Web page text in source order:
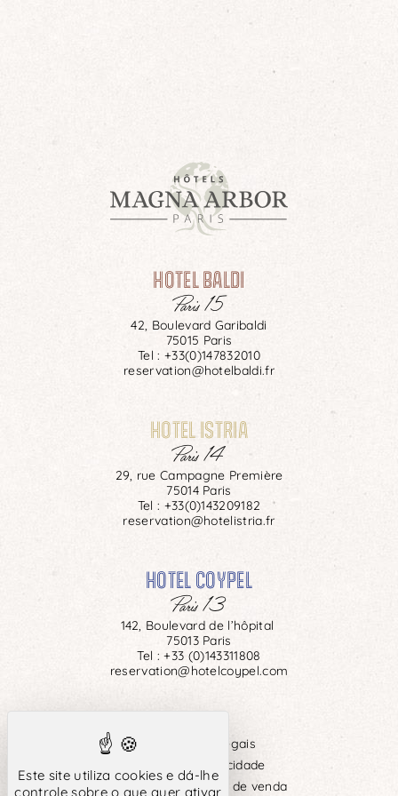
VÉRIFIER LA DISPONIBILITÉ
HOTEL BALDI
Paris 15
42, Boulevard Garibaldi
75015 Paris
Tel :+33(0)147832010
reservation@hotelbaldi.fr
HOTEL ISTRIA
Paris 14
29, rue Campagne Première
75014 Paris
Tel : +33(0)143209182
reservation@hotelistria.fr
HOTEL COYPEL
Paris 13
142, Boulevard de l’hôpital
75013 Paris
Tel : +33 (0)143311808
reservation@hotelcoypel.com
Informações legais
Política de Privacidade
Termos e condições de venda
Este site utiliza cookies e dá-lhe
controle sobre o que quer ativar